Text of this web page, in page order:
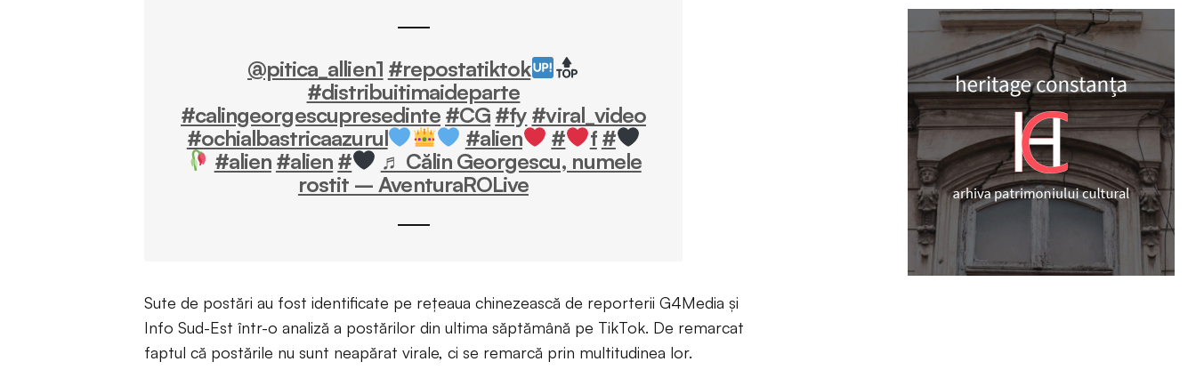
@pitica_allien1 #repostatiktok
#distribuitimaideparte
#calingeorgescupresedinte #CG #fy #viral_video
#ochialbastricaazurul
#alien # f #
#alien #alien #
♬ Călin Georgescu, numele
rostit – AventuraROLive
Sute de postări au fost identificate pe rețeaua chinezească de reporterii G4Media și
Info Sud-Est într-o analiză a postărilor din ultima săptămână pe TikTok. De remarcat
faptul că postările nu sunt neapărat virale, ci se remarcă prin multitudinea lor.